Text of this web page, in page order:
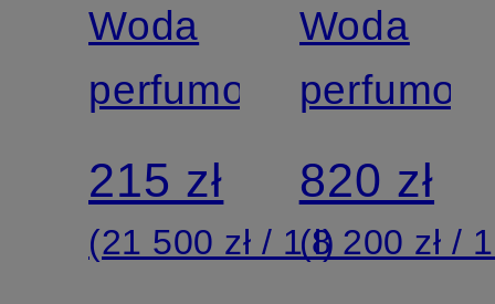
Woda
perfumowana
215 zł
(21 500 zł / 1 l)
Woda
820 zł
(8 200 zł /